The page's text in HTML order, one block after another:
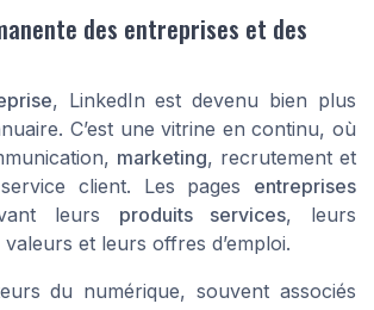
des entreprises et des
, LinkedIn est devenu bien plus
C’est une vitrine en continu, où
marketing, recrutement et
client. Les pages entreprises
leurs produits services, leurs
et leurs offres d’emploi.
du numérique, souvent associés